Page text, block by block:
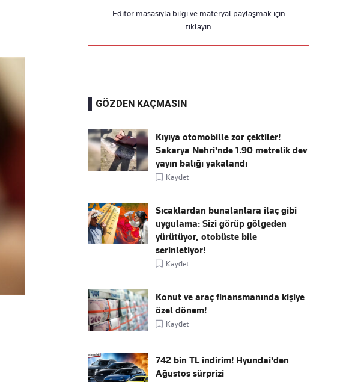
Editör masasıyla bilgi ve materyal paylaşmak için
tıklayın
GÖZDEN KAÇMASIN
Kıyıya otomobille zor çektiler!
Sakarya Nehri'nde 1.90 metrelik dev
yayın balığı yakalandı
Kaydet
Sıcaklardan bunalanlara ilaç gibi
uygulama: Sizi görüp gölgeden
yürütüyor, otobüste bile
serinletiyor!
Kaydet
Konut ve araç finansmanında kişiye
özel dönem!
Kaydet
742 bin TL indirim! Hyundai'den
Ağustos sürprizi